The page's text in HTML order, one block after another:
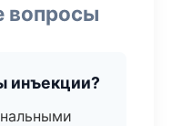
вопросы
инъекции?